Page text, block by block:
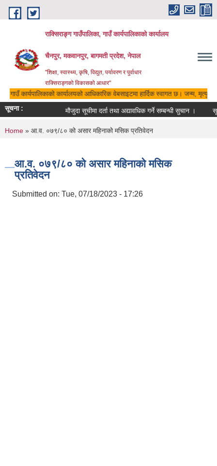
Skip to main content
राक्सिराङ्ग गाउँपालिका, गाउँ कार्यपालिकाको कार्यालय
चैनपुर, मकवानपुर, बागमती प्रदेश, नेपाल
"शिक्षा, स्वास्थ्य, कृषि, विद्युत, पर्यावरण र पुर्वाधार
राक्सिराङ्गको विकासको आधार"
गाउँ कार्यपालिकाको कार्यालयको आधिकारिक वेबसाइटमा हार्दिक स्वागत छ। जन्म,
सूचना :
मौजुदा सूचीमा दर्ता तथा अद्यावधिक गर्ने सम्बन्धी सुचान ।
You are here
Home » आ.व. ०७९/८० को असार महिनाको मसिक प्रतिवेदन
आ.व. ०७९/८० को असार महिनाको मसिक
प्रतिवेदन
Submitted on: Tue, 07/18/2023 - 17:26